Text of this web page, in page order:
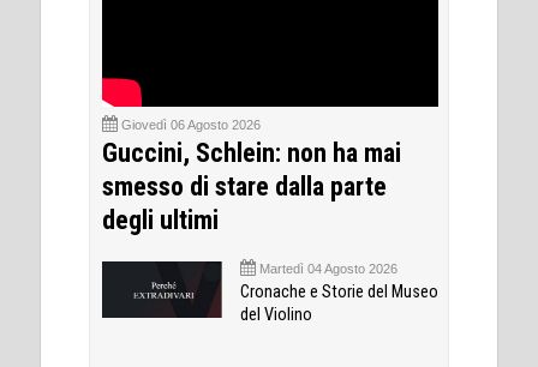
Giovedì 06 Agosto 2026
Guccini, Schlein: non ha mai
smesso di stare dalla parte
degli ultimi
Martedì 04 Agosto 2026
Cronache e Storie del Museo
del Violino